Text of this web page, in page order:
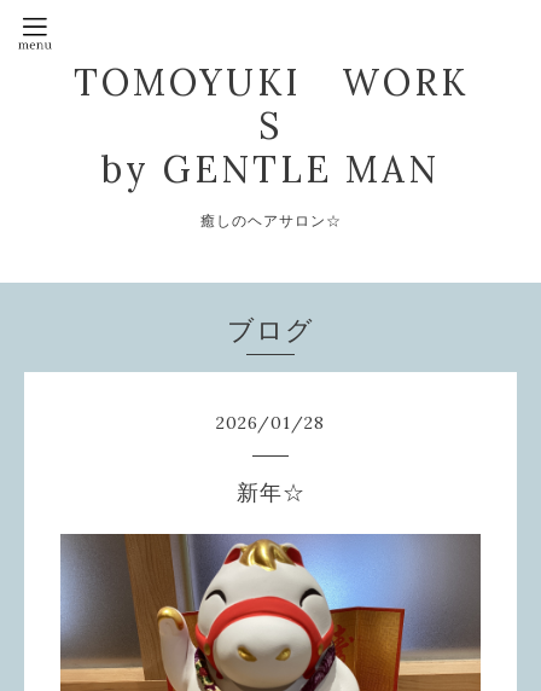
TOMOYUKI WORK
S
by GENTLE MAN
癒しのヘアサロン☆
ブログ
2026/01/28
新年☆